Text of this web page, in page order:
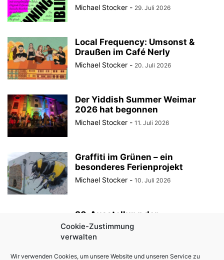
Cookie-Zustimmung
verwalten
Wir verwenden Cookies, um unsere Website und unseren Service zu
Michael Stocker - 29. Juli 2026
Local Frequency: Umsonst &
Draußen im Café Nerly
Michael Stocker - 20. Juli 2026
Der Yiddish Summer Weimar
2026 hat begonnen
Michael Stocker - 11. Juli 2026
Graffiti im Grünen – ein
besonderes Ferienprojekt
Michael Stocker - 10. Juli 2026
30. Ausstellung der
StadtRaumBoxen am
KulturQuartier Schauspielhaus